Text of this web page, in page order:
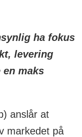
ha fokus
levering
en maks
anslår at
markedet på